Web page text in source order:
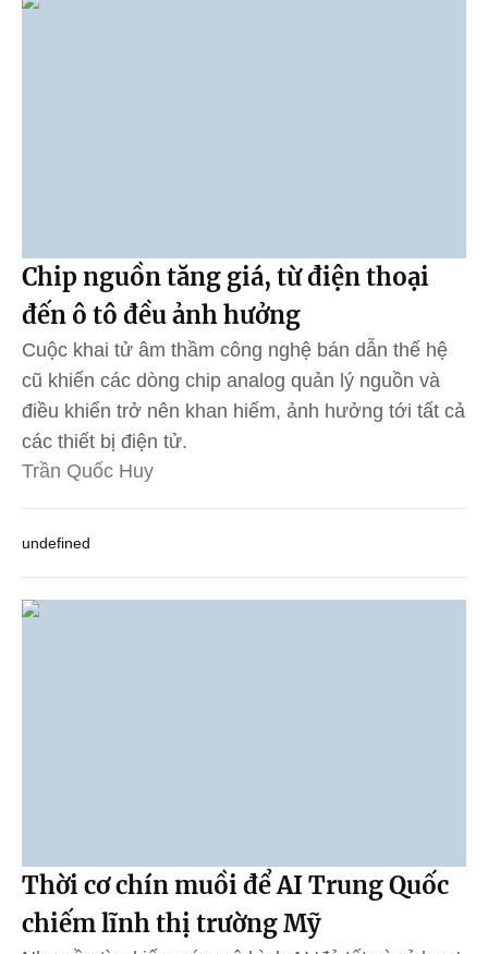
Chip nguồn tăng giá, từ điện thoại
đến ô tô đều ảnh hưởng
Cuộc khai tử âm thầm công nghệ bán dẫn thế hệ
cũ khiến các dòng chip analog quản lý nguồn và
điều khiển trở nên khan hiếm, ảnh hưởng tới tất cả
các thiết bị điện tử.
Trần Quốc Huy
undefined
Thời cơ chín muồi để AI Trung Quốc
chiếm lĩnh thị trường Mỹ